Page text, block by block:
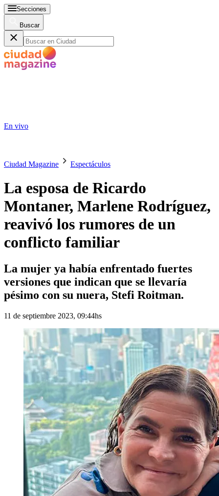
Secciones
Buscar
En vivo
Ciudad Magazine Espectáculos
La esposa de Ricardo
Montaner, Marlene Rodríguez,
reavivó los rumores de un
conflicto familiar
La mujer ya había enfrentado fuertes
versiones que indican que se llevaría
pésimo con su nuera, Stefi Roitman.
11 de septiembre 2023, 09:44hs